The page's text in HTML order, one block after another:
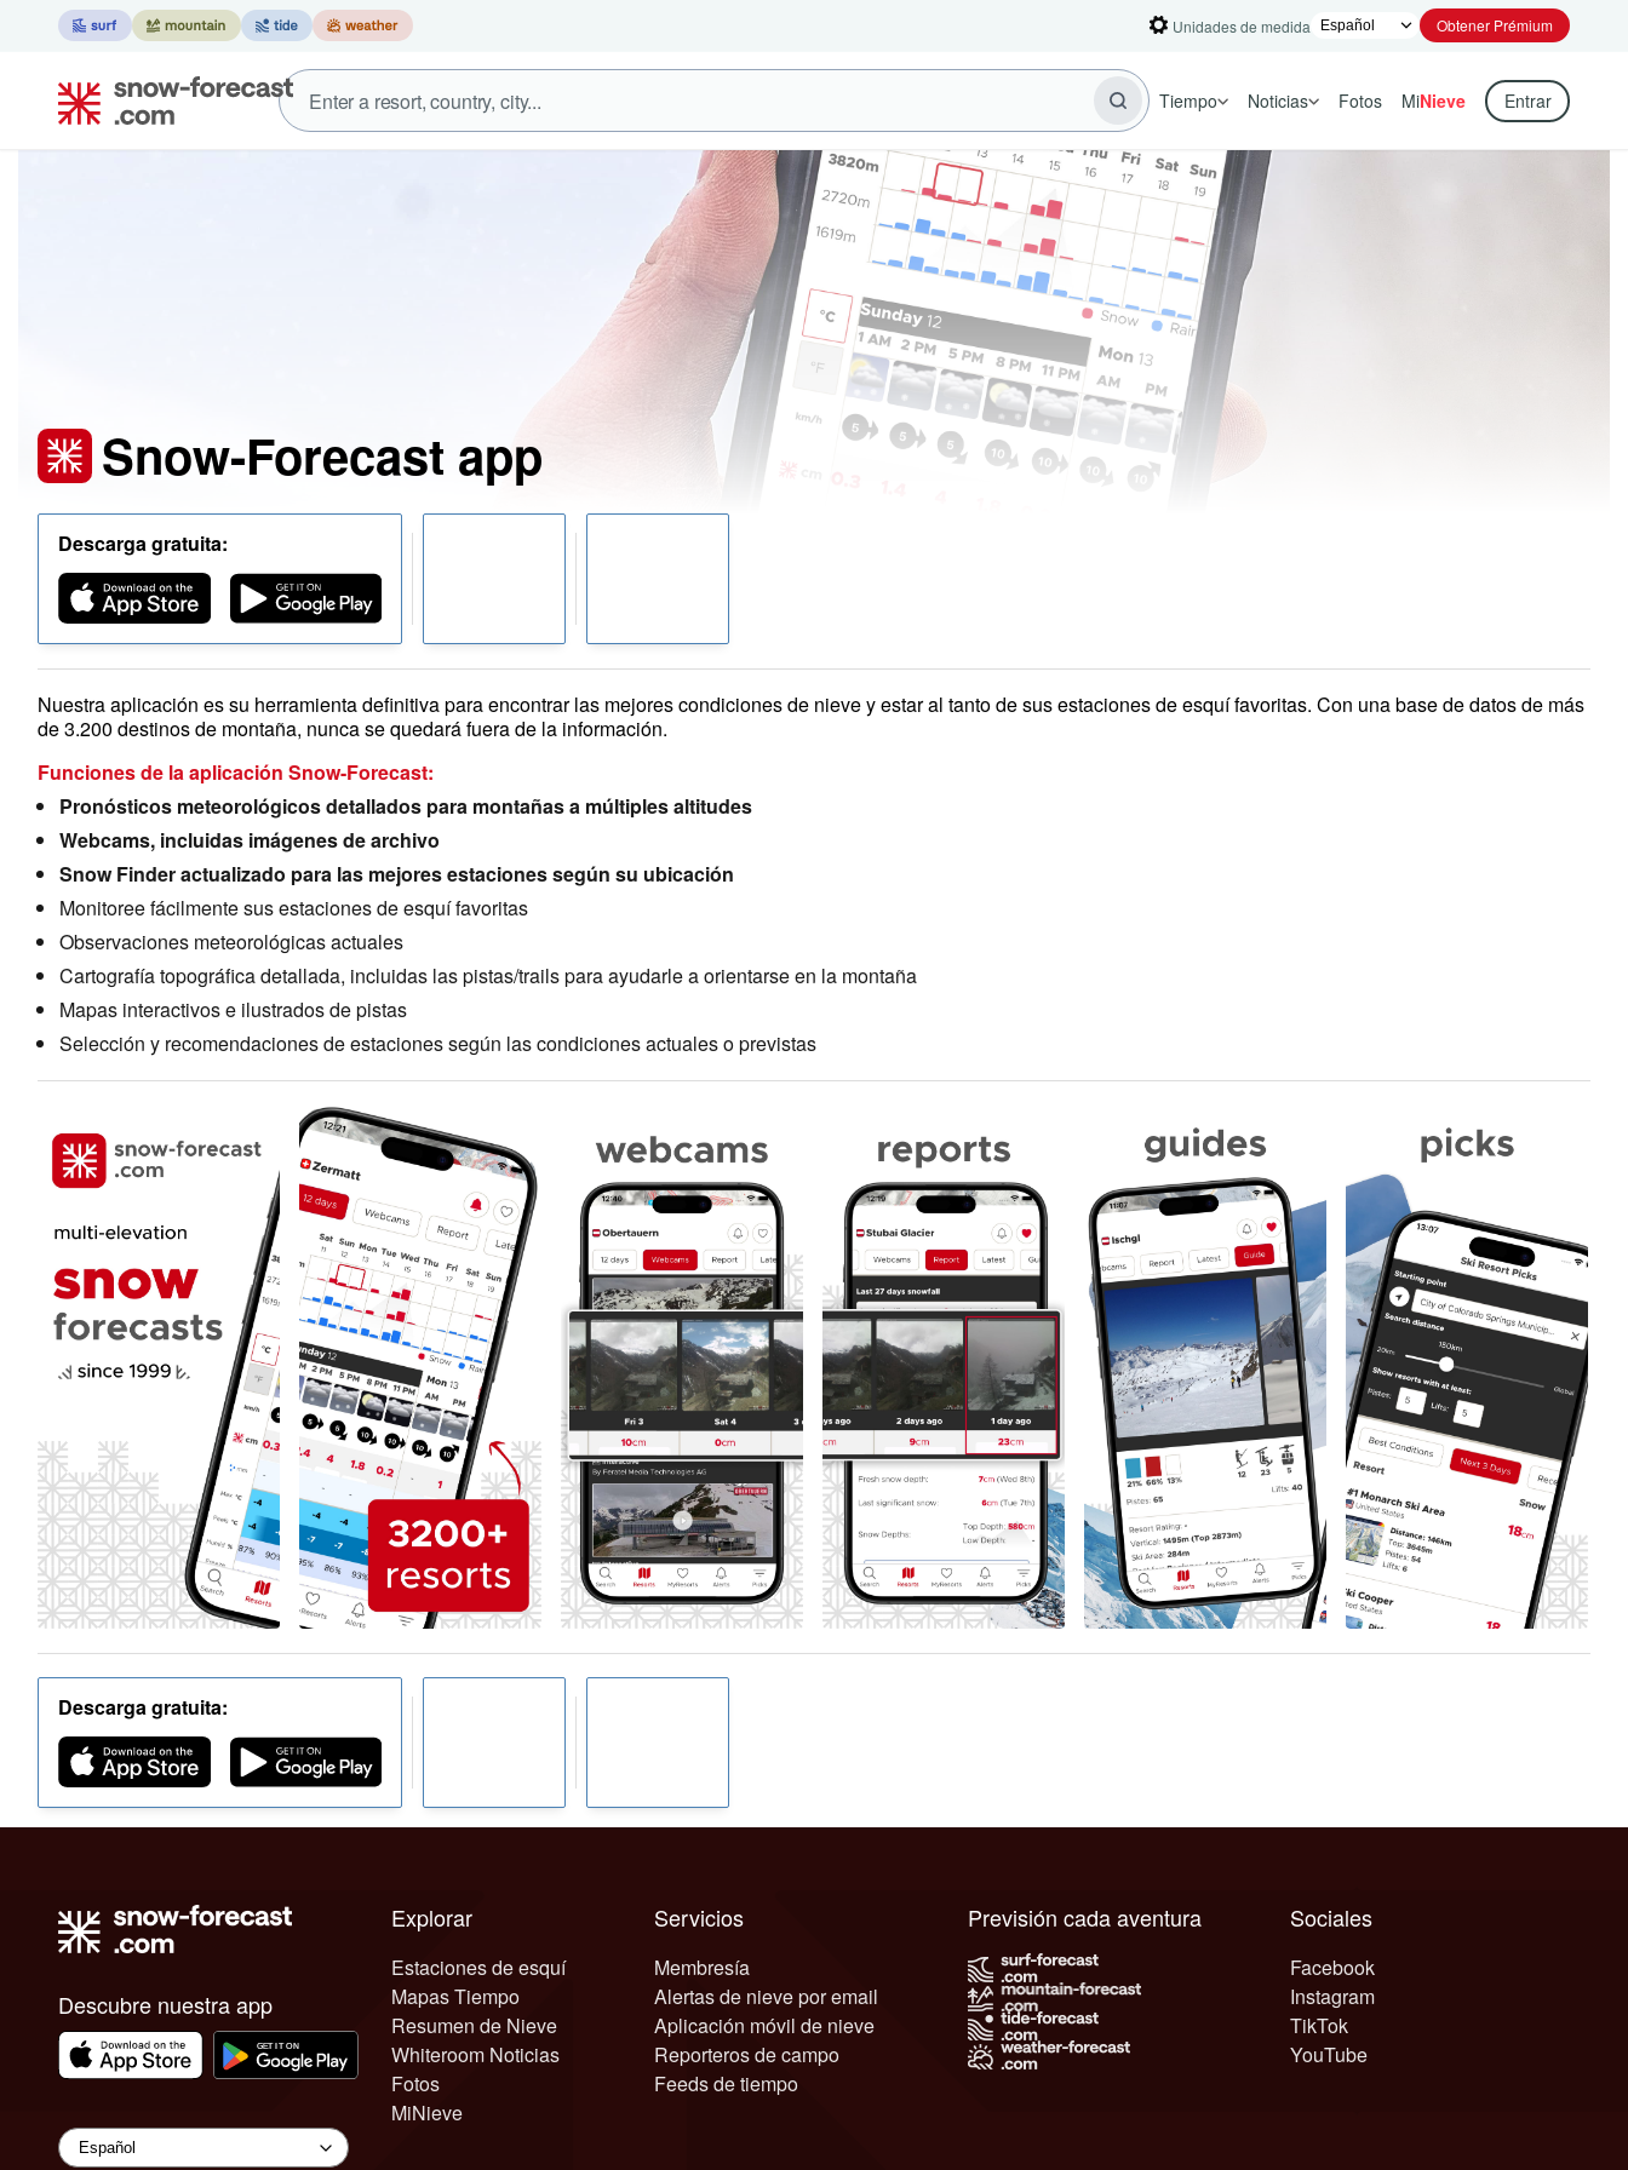
Unidades de medida Obtener Prémium
Tiempo Noticias Fotos MiNieve Entrar
Snow-Forecast app
Descarga gratuita:
Nuestra aplicación es su herramienta definitiva para encontrar las mejores condiciones de nieve y estar al tanto de sus estaciones de esquí favoritas. Con una base de datos de más
de 3.200 destinos de montaña, nunca se quedará fuera de la información.
Funciones de la aplicación Snow-Forecast:
Pronósticos meteorológicos detallados para montañas a múltiples altitudes
Webcams, incluidas imágenes de archivo
Snow Finder actualizado para las mejores estaciones según su ubicación
Monitoree fácilmente sus estaciones de esquí favoritas
Observaciones meteorológicas actuales
Cartografía topográfica detallada, incluidas las pistas/trails para ayudarle a orientarse en la montaña
Mapas interactivos e ilustrados de pistas
Selección y recomendaciones de estaciones según las condiciones actuales o previstas
Descarga gratuita:
Descubre nuestra app
Explorar
Estaciones de esquí
Mapas Tiempo
Resumen de Nieve
Whiteroom Noticias
Fotos
MiNieve
Servicios
Membresía
Alertas de nieve por email
Aplicación móvil de nieve
Reporteros de campo
Feeds de tiempo
Sociales
Facebook
Instagram
TikTok
YouTube
Previsión cada aventura